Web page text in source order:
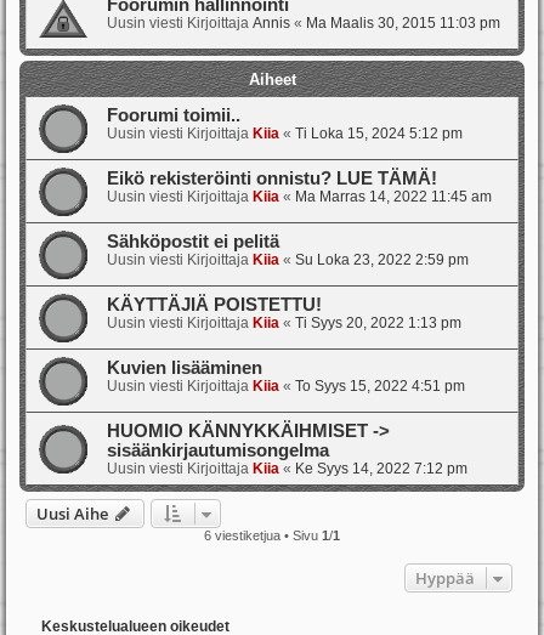
Foorumin hallinnointi
Uusin viesti Kirjoittaja Annis « Ma Maalis 30, 2015 11:03 pm
Aiheet
Foorumi toimii..
Uusin viesti Kirjoittaja Kiia « Ti Loka 15, 2024 5:12 pm
Eikö rekisteröinti onnistu? LUE TÄMÄ!
Uusin viesti Kirjoittaja Kiia « Ma Marras 14, 2022 11:45 am
Sähköpostit ei pelitä
Uusin viesti Kirjoittaja Kiia « Su Loka 23, 2022 2:59 pm
KÄYTTÄJIÄ POISTETTU!
Uusin viesti Kirjoittaja Kiia « Ti Syys 20, 2022 1:13 pm
Kuvien lisääminen
Uusin viesti Kirjoittaja Kiia « To Syys 15, 2022 4:51 pm
HUOMIO KÄNNYKKÄIHMISET ->
sisäänkirjautumisongelma
Uusin viesti Kirjoittaja Kiia « Ke Syys 14, 2022 7:12 pm
Uusi Aihe
6 viestiketjua • Sivu 1/1
Hyppää
Keskustelualueen oikeudet